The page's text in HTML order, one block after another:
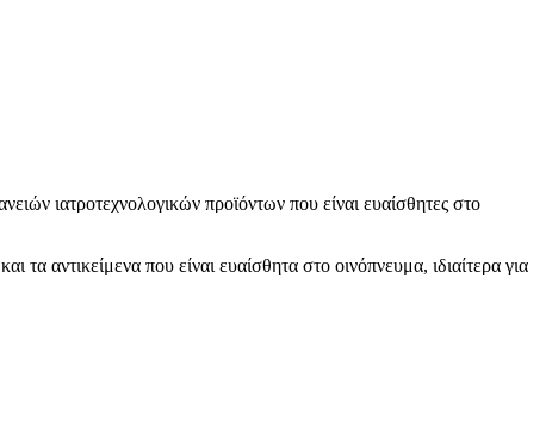
ιατροτεχνολογικών προϊόντων που είναι ευαίσθητες στο
αντικείμενα που είναι ευαίσθητα στο οινόπνευμα, ιδιαίτερα για